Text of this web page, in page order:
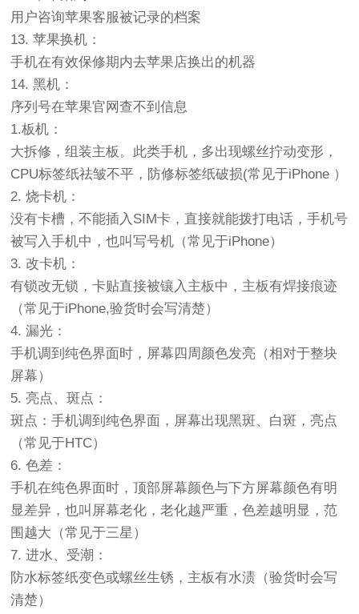
用户咨询苹果客服被记录的档案
13. 苹果换机：
手机在有效保修期内去苹果店换出的机器
14. 黑机：
序列号在苹果官网查不到信息
1.板机：
大拆修，组装主板。此类手机，多出现螺丝拧动变形，
CPU标签纸祛皱不平，防修标签纸破损(常见于iPhone ）
2. 烧卡机：
没有卡槽，不能插入SIM卡，直接就能拨打电话，手机号
被写入手机中，也叫写号机（常见于iPhone）
3. 改卡机：
有锁改无锁，卡贴直接被镶入主板中，主板有焊接痕迹
（常见于iPhone,验货时会写清楚）
4. 漏光：
手机调到纯色界面时，屏幕四周颜色发亮（相对于整块
屏幕）
5. 亮点、斑点：
斑点：手机调到纯色界面，屏幕出现黑斑、白斑，亮点
（常见于HTC）
6. 色差：
手机在纯色界面时，顶部屏幕颜色与下方屏幕颜色有明
显差异，也叫屏幕老化，老化越严重，色差越明显，范
围越大（常见于三星）
7. 进水、受潮：
防水标签纸变色或螺丝生锈，主板有水渍（验货时会写
清楚）